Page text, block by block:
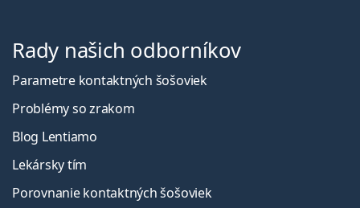
Rady našich odborníkov
Parametre kontaktných šošoviek
Problémy so zrakom
Blog Lentiamo
Lekársky tím
Porovnanie kontaktných šošoviek